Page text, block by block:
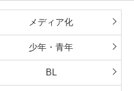
メディア化
少年・青年
BL